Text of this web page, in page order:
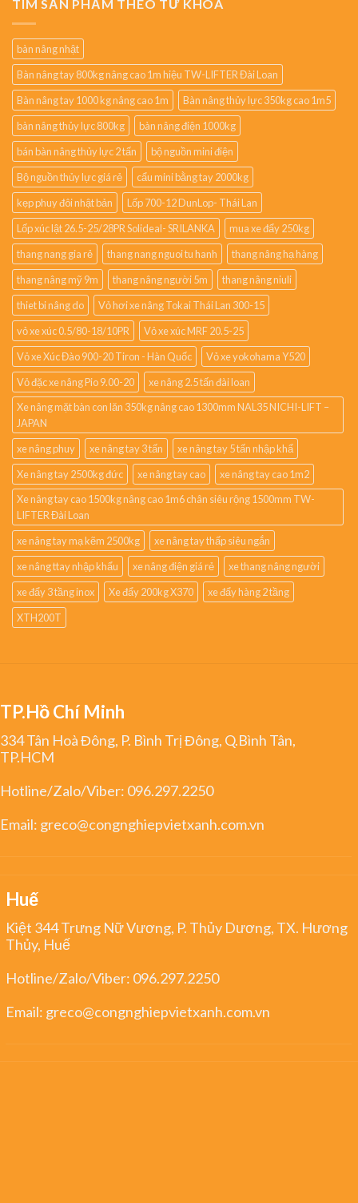
TÌM SẢN PHẨM THEO TỪ KHÓA
bàn nâng nhật
Bàn nâng tay 800kg nâng cao 1m hiệu TW-LIFTER Đài Loan
Bàn nâng tay 1000 kg nâng cao 1m
Bàn nâng thủy lực 350kg cao 1m5
bàn nâng thủy lực 800kg
bàn nâng điện 1000kg
bán bàn nâng thủy lực 2 tấn
bộ nguồn mini điện
Bộ nguồn thủy lực giá rẻ
cẩu mini bằng tay 2000kg
kẹp phuy đôi nhật bản
Lốp 700-12 DunLop- Thái Lan
Lốp xúc lật 26.5-25/28PR Solideal- SRILANKA
mua xe đẩy 250kg
thang nang gia rẻ
thang nang nguoi tu hanh
thang nâng hạ hàng
thang nâng mỹ 9m
thang nâng người 5m
thang nâng niuli
thiet bi nâng do
Vỏ hơi xe nâng Tokai Thái Lan 300-15
vỏ xe xúc 0.5/80-18/10PR
Vỏ xe xúc MRF 20.5-25
Vỏ xe Xúc Đào 900-20 Tiron - Hàn Quốc
Vỏ xe yokohama Y520
Vỏ đặc xe nâng Pio 9.00-20
xe nâng 2.5 tấn đài loan
Xe nâng mặt bàn con lăn 350kg nâng cao 1300mm NAL35 NICHI-LIFT –
JAPAN
xe nâng phuy
xe nâng tay 3 tấn
xe nâng tay 5 tấn nhập khẩ
Xe nâng tay 2500kg đức
xe nâng tay cao
xe nâng tay cao 1m2
Xe nâng tay cao 1500kg nâng cao 1m6 chân siêu rộng 1500mm TW-
LIFTER Đài Loan
xe nâng tay mạ kẽm 2500kg
xe nâng tay thấp siêu ngắn
xe nâng ttay nhập khẩu
xe nâng điện giá rẻ
xe thang nâng người
xe đẩy 3 tầng inox
Xe đẩy 200kg X370
xe đẩy hàng 2 tầng
XTH200T
TP.Hồ Chí Minh
334 Tân Hoà Đông, P. Bình Trị Đông, Q.Bình Tân,
TP.HCM
Hotline/Zalo/Viber: 096.297.2250
Email: greco@congnghiepvietxanh.com.vn
Huế
Kiệt 344 Trưng Nữ Vương, P. Thủy Dương, TX. Hương
Thủy, Huế
Hotline/Zalo/Viber: 096.297.2250
Email: greco@congnghiepvietxanh.com.vn